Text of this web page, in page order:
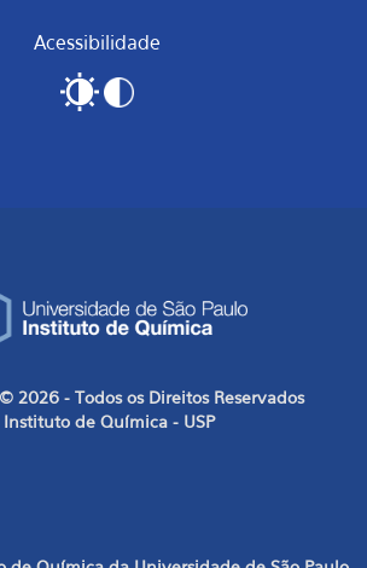
Acessibilidade
- Todos os Direitos Reservados
de Química - USP